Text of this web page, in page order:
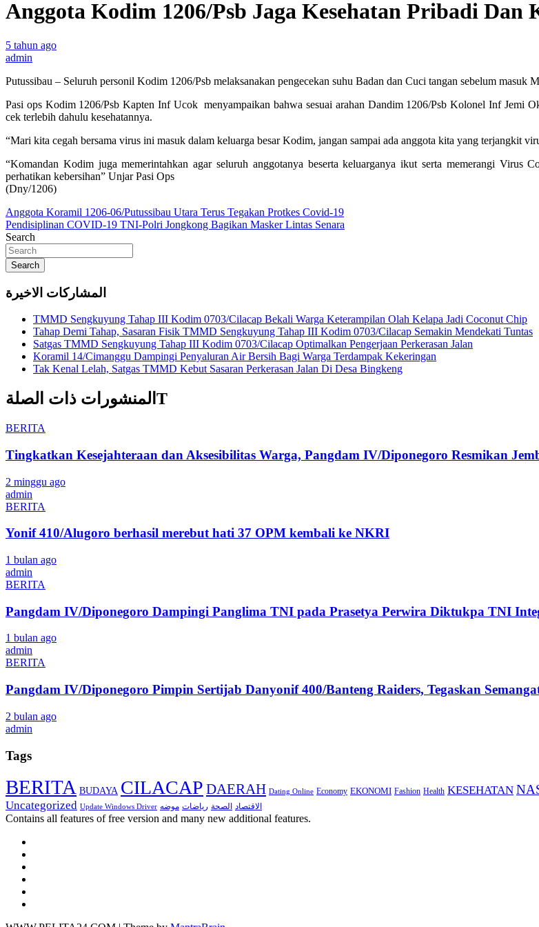
Anggota Kodim 1206/Psb Jaga Kesehatan Pribadi Dan
5 tahun ago
admin
Putussibau – Seluruh personil Kodim 1206/Psb melaksanakan pengecekan suhu Badan dan Cuci tangan sebelum
Pasi ops Kodim 1206/Psb Kapten Inf Ucok menyampaikan bahwa sesuai arahan Dandim 1206/Psb Kolonel Inf Jemi
cek terlebih dahulu kesehatannya.
“Mari kita cegah bersama virus ini masuk dalam keluarga besar Kodim, jangan sampai ada anggota kita yang terjangkit
“Komandan Kodim juga memerintahkan agar seluruh anggotanya beserta keluarganya ikut serta memerangi Virus
perhatikan kebersihan” Unjar Pasi Ops
(Dny/1206)
Navigasi
pos
Anggota Koramil 1206-06/Putussibau Utara Terus Tegakan Protkes Covid-19
Pendisiplinan COVID-19 TNI-Polri Jongkong Bagikan Masker Lintas Senara
Search
Search
المشاركات الاخيرة
TMMD Sengkuyung Tahap III Kodim 0703/Cilacap Bekali Warga Keterampilan Olah Kelapa Jadi Coconut Chip
Tahap Demi Tahap, Sasaran Fisik TMMD Sengkuyung Tahap III Kodim 0703/Cilacap Semakin Mendekati Tuntas
Satgas TMMD Sengkuyung Tahap III Kodim 0703/Cilacap Optimalkan Pengerjaan Perkerasan Jalan
Koramil 14/Cimanggu Dampingi Penyaluran Air Bersih Bagi Warga Terdampak Kekeringan
Tak Kenal Lelah, Satgas TMMD Kebut Sasaran Perkerasan Jalan Di Desa Bingkeng
المنشورات ذات الصلةT
BERITA
Tingkatkan Kesejahteraan dan Aksesibilitas Warga, Pangdam IV/Diponegoro Resmikan
2 minggu ago
admin
BERITA
Yonif 410/Alugoro berhasil merebut hati 37 OPM kembali ke NKRI
1 bulan ago
admin
BERITA
Pangdam IV/Diponegoro Dampingi Panglima TNI pada Prasetya Perwira Diktukpa TNI
1 bulan ago
admin
BERITA
Pangdam IV/Diponegoro Pimpin Sertijab Danyonif 400/Banteng Raiders, Tegaskan
2 bulan ago
admin
Tags
BERITA BUDAYA CILACAP DAERAH Dating Online Economy EKONOMI Fashion Health KESEHATAN
Uncategorized Update Windows Driver الاقتصاد الصحة رياضات موضه
Contains all features of free version and many new additional features.